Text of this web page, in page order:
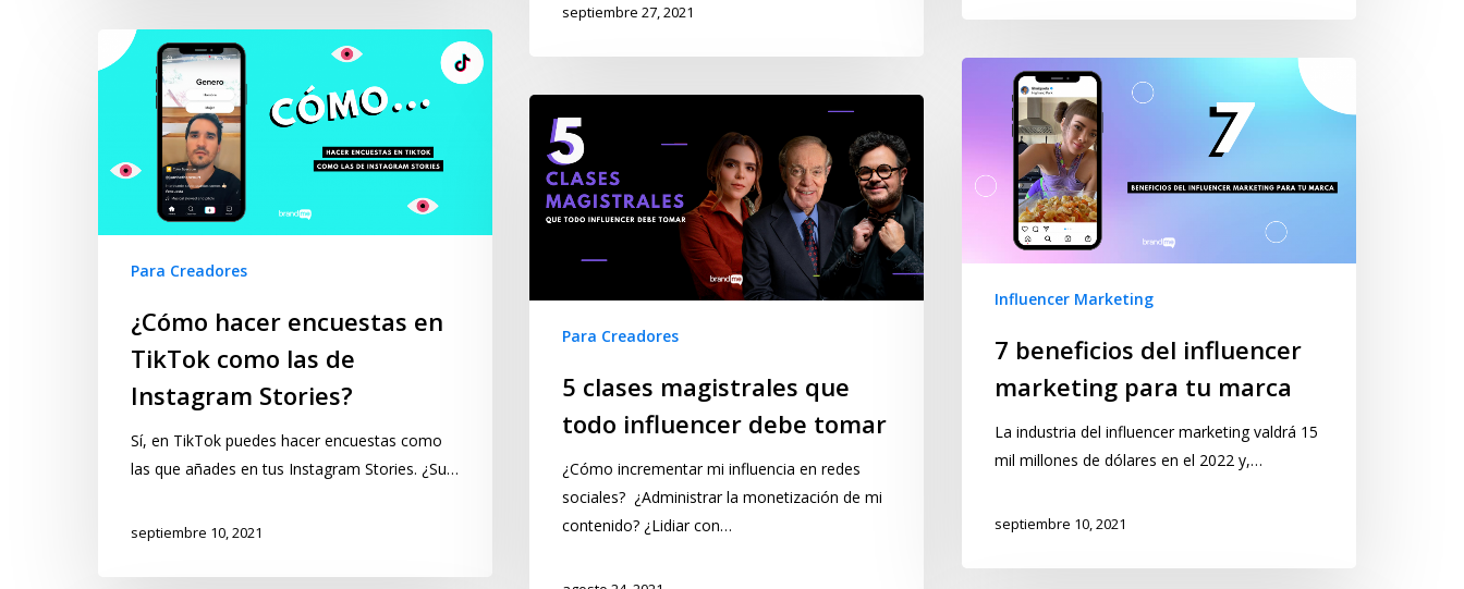
septiembre 27, 2021
Para Creadores
¿Cómo hacer encuestas en
TikTok como las de
Instagram Stories?
Sí, en TikTok puedes hacer encuestas como
las que añades en tus Instagram Stories. ¿Su…
septiembre 10, 2021
Influencer Marketing
7 beneficios del influencer
marketing para tu marca
La industria del influencer marketing valdrá 15
mil millones de dólares en el 2022 y,…
septiembre 10, 2021
Para Creadores
5 clases magistrales que
todo influencer debe tomar
¿Cómo incrementar mi influencia en redes
sociales? ¿Administrar la monetización de mi
contenido? ¿Lidiar con…